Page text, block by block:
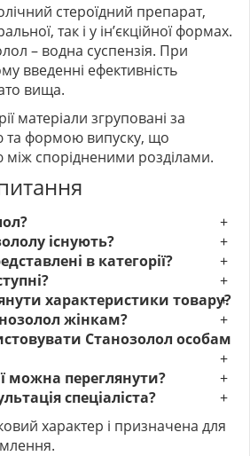
стероїдний препарат,
так і у ін’єкційної формах.
– водна суспензія. При
введенні ефективність
вища.
матеріали згруповані за
формою випуску, що
між спорідненими розділами.
існують?
в категорії?
характеристики товару?
жінкам?
Станозолол особам
можна переглянути?
спеціаліста?
характер і призначена для